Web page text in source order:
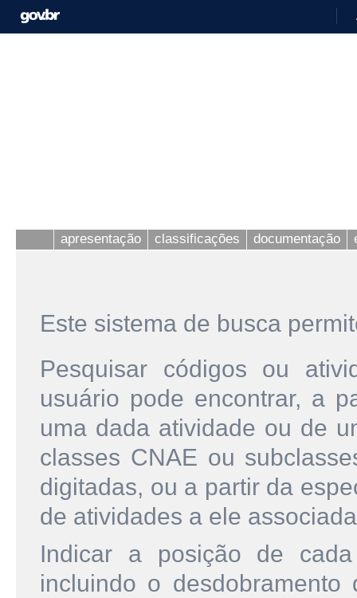
apresentação classificações documentação
Este sistema de busca
Pesquisar códigos ou
usuário pode encontrar, a
uma dada atividade ou de
classes CNAE ou
digitadas, ou a partir da
de atividades a ele
Indicar a posição de
incluindo o